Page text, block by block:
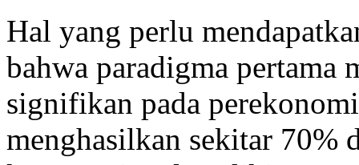
Hal yang perlu
bahwa paradigma pertama
signifikan pada
menghasilkan sekitar 70%